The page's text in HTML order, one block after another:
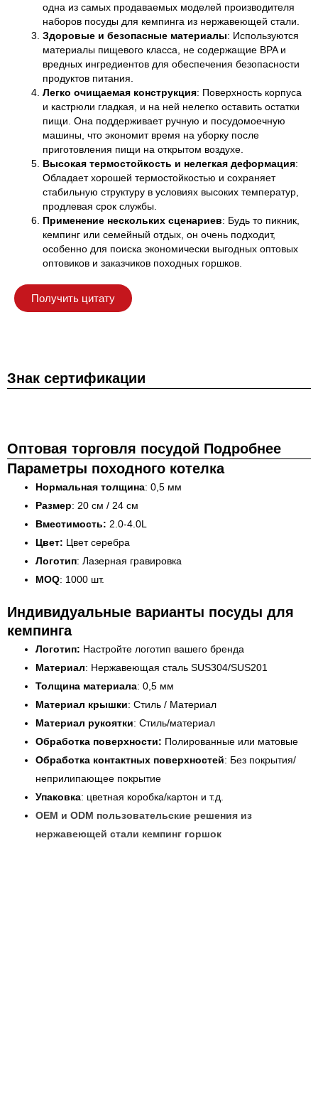
одна из самых продаваемых моделей производителя
наборов посуды для кемпинга из нержавеющей стали.
Здоровые и безопасные материалы: Используются
материалы пищевого класса, не содержащие BPA и
вредных ингредиентов для обеспечения безопасности
продуктов питания.
Легко очищаемая конструкция: Поверхность корпуса
и кастрюли гладкая, и на ней нелегко оставить остатки
пищи. Она поддерживает ручную и посудомоечную
машины, что экономит время на уборку после
приготовления пищи на открытом воздухе.
Высокая термостойкость и нелегкая деформация:
Обладает хорошей термостойкостью и сохраняет
стабильную структуру в условиях высоких температур,
продлевая срок службы.
Применение нескольких сценариев: Будь то пикник,
кемпинг или семейный отдых, он очень подходит,
особенно для поиска экономически выгодных оптовых
оптовиков и заказчиков походных горшков.
Получить цитату
Знак сертификации
Оптовая торговля посудой Подробнее
Параметры походного котелка
Нормальная толщина: 0,5 мм
Размер: 20 см / 24 см
Вместимость: 2.0-4.0L
Цвет: Цвет серебра
Логотип: Лазерная гравировка
MOQ: 1000 шт.
Индивидуальные варианты посуды для
кемпинга
Логотип: Настройте логотип вашего бренда
Материал: Нержавеющая сталь SUS304/SUS201
Толщина материала: 0,5 мм
Материал крышки: Стиль / Материал
Материал рукоятки: Стиль/материал
Обработка поверхности: Полированные или матовые
Обработка контактных поверхностей: Без покрытия/
неприлипающее покрытие
Упаковка: цветная коробка/картон и т.д.
OEM и ODM пользовательские решения из
нержавеющей стали кемпинг горшок